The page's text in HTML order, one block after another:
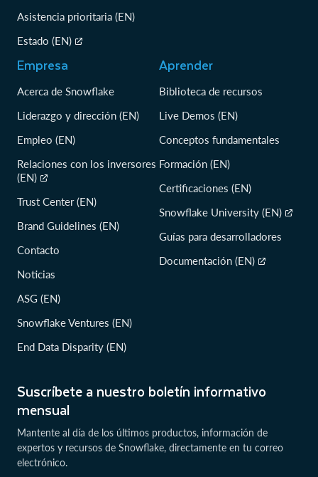
Suscríbete a nuestro boletín informativo
mensual
Mantente al día de los últimos productos, información de
expertos y recursos de Snowflake, directamente en tu correo
electrónico.
Asistencia prioritaria (EN)
Estado (EN)
Empresa
Acerca de Snowflake
Liderazgo y dirección (EN)
Empleo (EN)
Relaciones con los inversores
(EN)
Trust Center (EN)
Brand Guidelines (EN)
Contacto
Noticias
ASG (EN)
Snowflake Ventures (EN)
End Data Disparity (EN)
Aprender
Biblioteca de recursos
Live Demos (EN)
Conceptos fundamentales
Formación (EN)
Certificaciones (EN)
Snowflake University (EN)
Guías para desarrolladores
Documentación (EN)